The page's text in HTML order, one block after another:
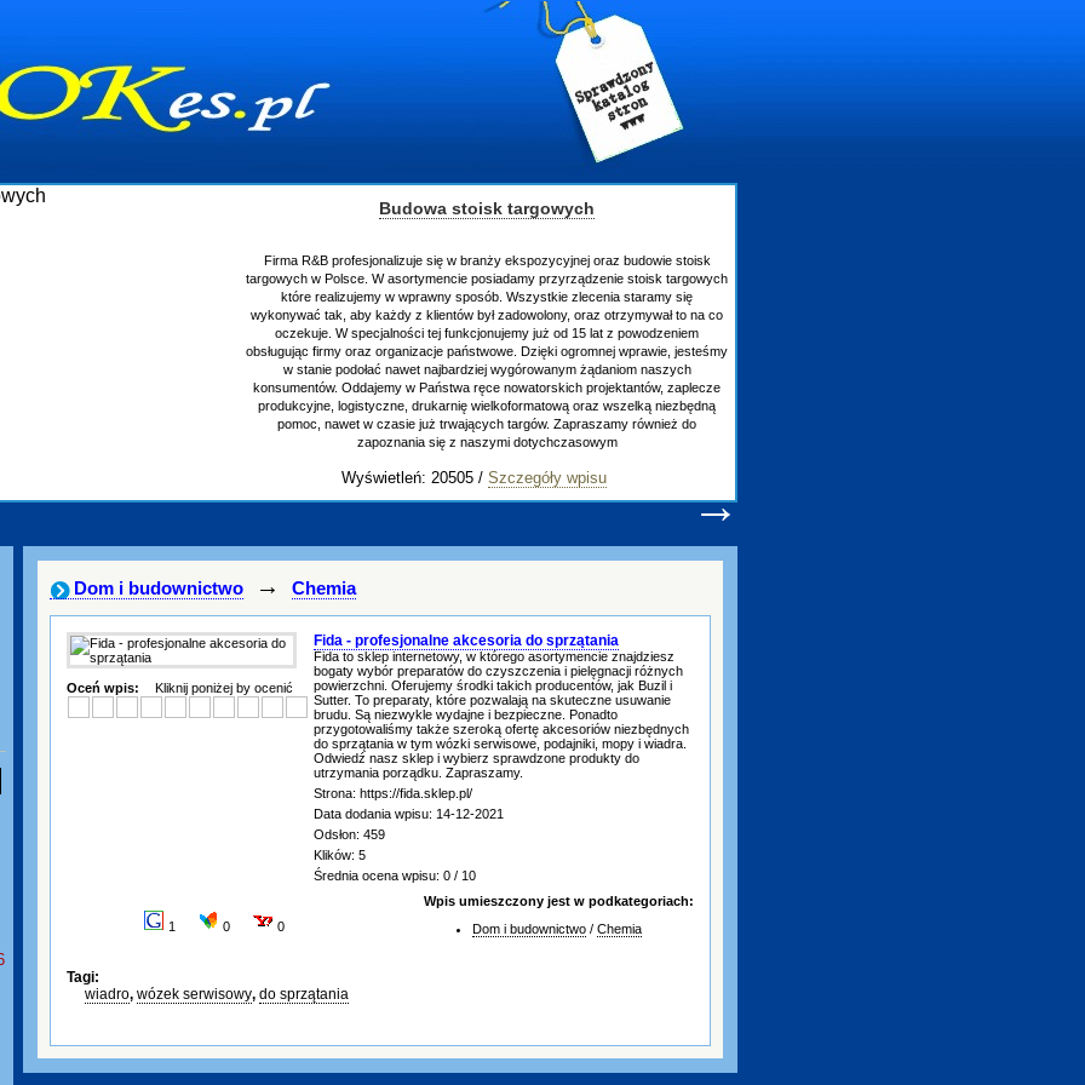
Budowa stoisk targowych
Firma R&B profesjonalizuje się w branży ekspozycyjnej oraz budowie stoisk
targowych w Polsce. W asortymencie posiadamy przyrządzenie stoisk targowych
które realizujemy w wprawny sposób. Wszystkie zlecenia staramy się
wykonywać tak, aby każdy z klientów był zadowolony, oraz otrzymywał to na co
oczekuje. W specjalności tej funkcjonujemy już od 15 lat z powodzeniem
obsługując firmy oraz organizacje państwowe. Dzięki ogromnej wprawie, jesteśmy
w stanie podołać nawet najbardziej wygórowanym żądaniom naszych
konsumentów. Oddajemy w Państwa ręce nowatorskich projektantów, zaplecze
produkcyjne, logistyczne, drukarnię wielkoformatową oraz wszelką niezbędną
pomoc, nawet w czasie już trwających targów. Zapraszamy również do
zapoznania się z naszymi dotychczasowym
Wyświetleń: 20505 / Szczegóły wpisu
→
Dom i budownictwo → Chemia
Oceń wpis: Kliknij poniżej by ocenić
Fida - profesjonalne akcesoria do sprzątania
Fida to sklep internetowy, w którego asortymencie znajdziesz
bogaty wybór preparatów do czyszczenia i pielęgnacji różnych
powierzchni. Oferujemy środki takich producentów, jak Buzil i
Sutter. To preparaty, które pozwalają na skuteczne usuwanie
brudu. Są niezwykle wydajne i bezpieczne. Ponadto
przygotowaliśmy także szeroką ofertę akcesoriów niezbędnych
do sprzątania w tym wózki serwisowe, podajniki, mopy i wiadra.
Odwiedź nasz sklep i wybierz sprawdzone produkty do
utrzymania porządku. Zapraszamy.
Strona: https://fida.sklep.pl/
Data dodania wpisu: 14-12-2021
Odsłon: 459
Klików: 5
Średnia ocena wpisu: 0 / 10
1 0 0
Wpis umieszczony jest w podkategoriach:
Dom i budownictwo / Chemia
Tagi:
wiadro, wózek serwisowy, do sprzątania